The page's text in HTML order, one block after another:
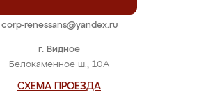
г. Видное
Белокаменное ш., 10А
СХЕМА ПРОЕЗДА
corp-renessans@yandex.ru